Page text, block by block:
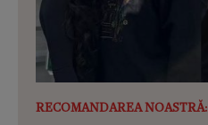
RECOMANDAREA NOASTRĂ: